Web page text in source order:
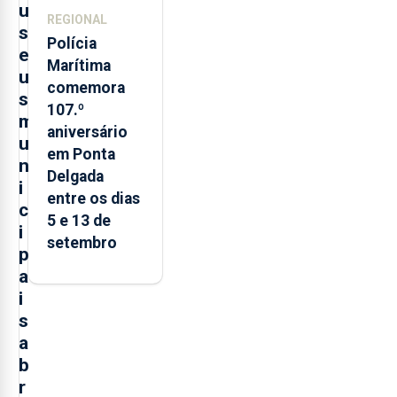
u
s
e
u
s
m
u
n
i
c
i
p
a
i
s
a
b
r
REGIONAL
Polícia
Marítima
comemora
107.º
aniversário
em Ponta
Delgada
entre os dias
5 e 13 de
setembro